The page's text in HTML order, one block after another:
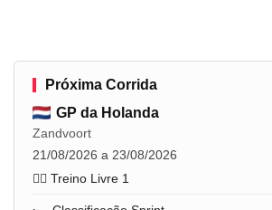
Próxima Corrida
GP da Holanda
Zandvoort
21/08/2026 a 23/08/2026
🏋️‍♂️ Treino Livre 1